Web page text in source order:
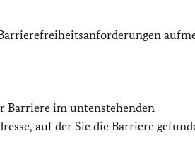
Barriere im untenstehenden
auf der Sie die Barriere